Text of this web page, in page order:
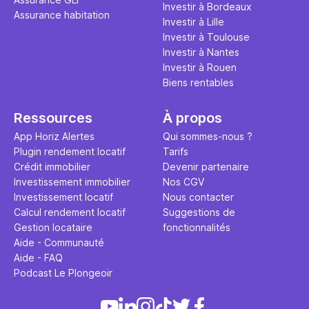
Assurance habitation
Investir à Bordeaux
Investir à Lille
Investir à Toulouse
Investir à Nantes
Investir à Rouen
Biens rentables
Ressources
App Horiz Alertes
Plugin rendement locatif
Crédit immobilier
Investissement immobilier
Investissement locatif
Calcul rendement locatif
Gestion locataire
Aide - Communauté
Aide - FAQ
Podcast Le Plongeoir
À propos
Qui sommes-nous ?
Tarifs
Devenir partenaire
Nos CGV
Nous contacter
Suggestions de
fonctionnalités